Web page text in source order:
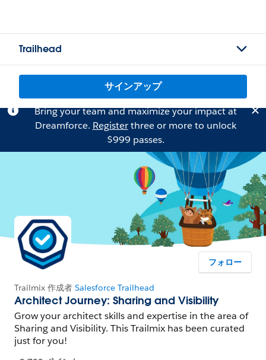
Trailhead
サインアップ
Bring your team and maximize your impact at
Dreamforce. Registerthree or more to unlock
$999 passes.
フォロー